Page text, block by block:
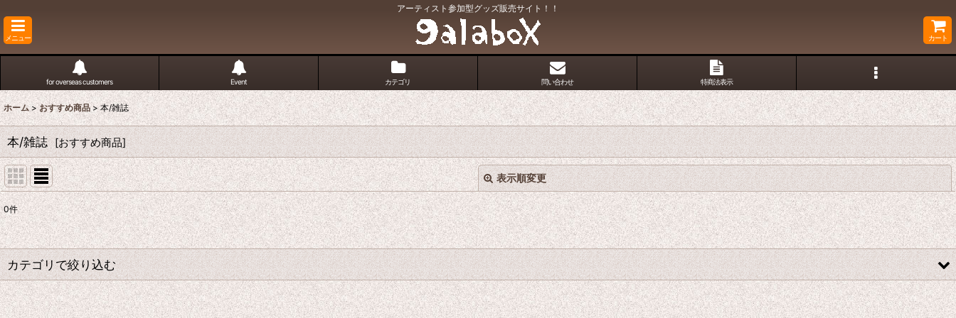
アーティスト参加型グッズ販売サイト！！
メニュー カート
for overseas customers Event カテゴリ 問い合わせ 特商法表示
ホーム > おすすめ商品 > 本/雑誌
本/雑誌 [おすすめ商品]
表示順変更
サブカテゴリ:
表示数:
並び順:
閉じる
0件
カテゴリで絞り込む
本